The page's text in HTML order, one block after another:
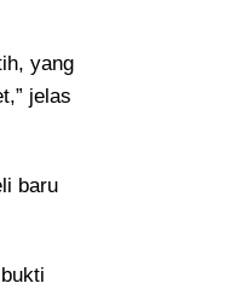
yang
jelas
baru